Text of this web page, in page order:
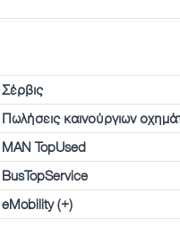
Σέρβις
Πωλήσεις καινούργιων
MAN TopUsed
BusTopService
eMobility (+)